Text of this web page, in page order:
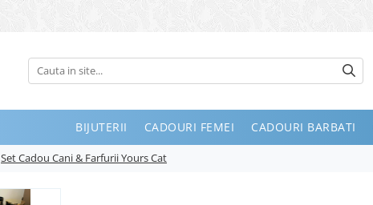
BIJUTERII CADOURI FEMEI CADOURI BARBATI
Set Cadou Cani & Farfurii Yours Cat